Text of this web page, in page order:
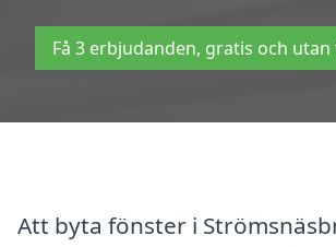
Få 3 erbjudanden, gratis och
Att byta fönster i